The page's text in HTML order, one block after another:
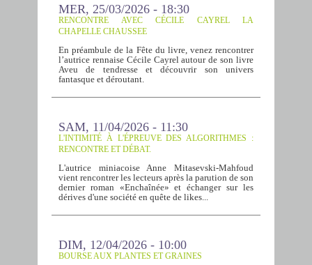
MER, 25/03/2026 - 18:30
RENCONTRE AVEC CÉCILE CAYREL LA
CHAPELLE CHAUSSEE
En préambule de la Fête du livre, venez rencontrer
l’autrice rennaise Cécile Cayrel autour de son livre
Aveu de tendresse et découvrir son univers
fantasque et déroutant.
SAM, 11/04/2026 - 11:30
L'INTIMITÉ À L'ÉPREUVE DES ALGORITHMES :
RENCONTRE ET DÉBAT.
L'autrice miniacoise Anne Mitasevski-Mahfoud
vient rencontrer les lecteurs après la parution de son
dernier roman «Enchaînée» et échanger sur les
dérives d'une société en quête de likes...
DIM, 12/04/2026 - 10:00
BOURSE AUX PLANTES ET GRAINES